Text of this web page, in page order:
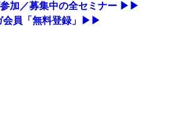
加／募集中の全セミナー ▶▶
会員「無料登録」▶▶